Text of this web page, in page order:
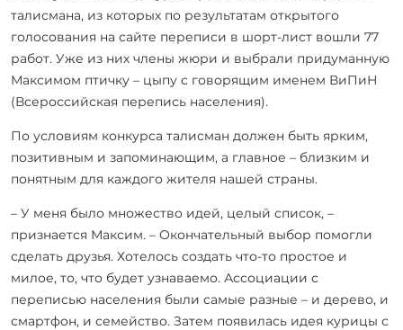
талисмана, из которых по результатам открытого
голосования на сайте переписи в шорт-лист вошли 77
работ. Уже из них члены жюри и выбрали придуманную
Максимом птичку – цыпу с говорящим именем ВиПиН
(Всероссийская перепись населения).
По условиям конкурса талисман должен быть ярким,
позитивным и запоминающим, а главное – близким и
понятным для каждого жителя нашей страны.
– У меня было множество идей, целый список, –
признается Максим. – Окончательный выбор помогли
сделать друзья. Хотелось создать что-то простое и
милое, то, что будет узнаваемо. Ассоциации с
переписью населения были самые разные – и дерево, и
смартфон, и семейство. Затем появилась идея курицы с